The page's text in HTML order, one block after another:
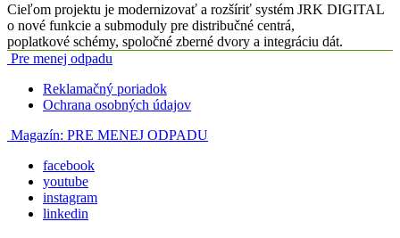
Cieľom projektu je modernizovať a rozšíriť systém JRK DIGITAL
o nové funkcie a submoduly pre distribučné centrá,
poplatkové schémy, spoločné zberné dvory a integráciu dát.
Pre menej odpadu
Reklamačný poriadok
Ochrana osobných údajov
Magazín: PRE MENEJ ODPADU
facebook
youtube
instagram
linkedin